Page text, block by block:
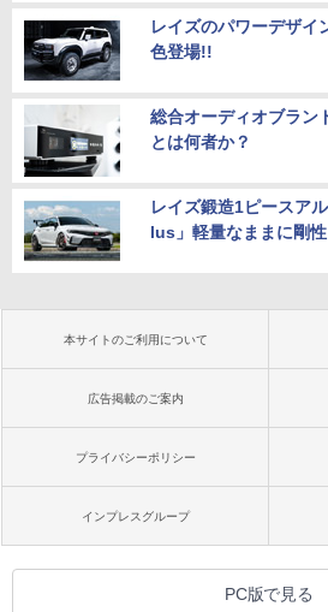
レイズのパワーデザイ
色登場!!
総合オーディオブラン
とは何者か？
レイズ鍛造1ピースア
lus」軽量なままに剛
本サイトのご利用について
広告掲載のご案内
プライバシーポリシー
インプレスグループ
PC版で見る